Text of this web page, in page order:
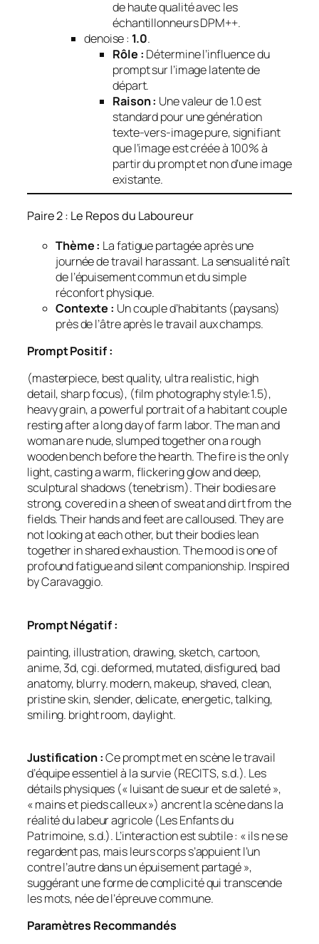
de haute qualité avec les
échantillonneurs DPM++.
denoise : 1.0.
Rôle : Détermine l’influence du
prompt sur l’image latente de
départ.
Raison : Une valeur de 1.0 est
standard pour une génération
texte-vers-image pure, signifiant
que l’image est créée à 100% à
partir du prompt et non d’une image
existante.
Paire 2 : Le Repos du Laboureur
Thème : La fatigue partagée après une
journée de travail harassant. La sensualité naît
de l’épuisement commun et du simple
réconfort physique.
Contexte : Un couple d’habitants (paysans)
près de l’âtre après le travail aux champs.
Prompt Positif :
(masterpiece, best quality, ultra realistic, high
detail, sharp focus), (film photography style:1.5),
heavy grain, a powerful portrait of a habitant couple
resting after a long day of farm labor. The man and
woman are nude, slumped together on a rough
wooden bench before the hearth. The fire is the only
light, casting a warm, flickering glow and deep,
sculptural shadows (tenebrism). Their bodies are
strong, covered in a sheen of sweat and dirt from the
fields. Their hands and feet are calloused. They are
not looking at each other, but their bodies lean
together in shared exhaustion. The mood is one of
profound fatigue and silent companionship. Inspired
by Caravaggio.
Prompt Négatif :
painting, illustration, drawing, sketch, cartoon,
anime, 3d, cgi. deformed, mutated, disfigured, bad
anatomy, blurry. modern, makeup, shaved, clean,
pristine skin, slender, delicate, energetic, talking,
smiling. bright room, daylight.
Justification :Ce prompt met en scène le travail
d’équipe essentiel à la survie (RECITS, s.d.). Les
détails physiques (« luisant de sueur et de saleté »,
« mains et pieds calleux ») ancrent la scène dans la
réalité du labeur agricole (Les Enfants du
Patrimoine, s.d.). L’interaction est subtile : « ils ne se
regardent pas, mais leurs corps s’appuient l’un
contre l’autre dans un épuisement partagé »,
suggérant une forme de complicité qui transcende
les mots, née de l’épreuve commune.
Paramètres Recommandés